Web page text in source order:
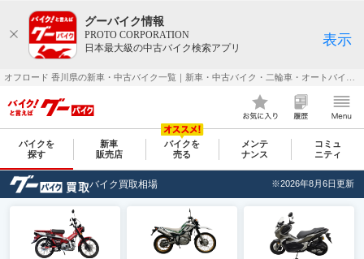
グーバイク情報
PROTO CORPORATION
日本最大級の中古バイク検索アプリ
表示
バイクを
探す
新車
販売店
バイクを
売る
メンテ
ナンス
コミュ
ニティ
バイク買取相場 ※2026年8月6日更新